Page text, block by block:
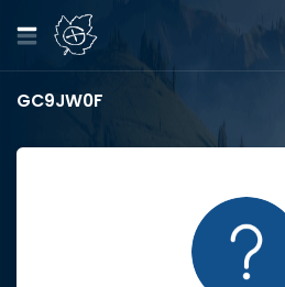
GC9JW0F